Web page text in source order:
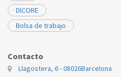
DICORE
Bolsa de trabajo
Contacto
Llagostera, 6 - 08026Barcelona